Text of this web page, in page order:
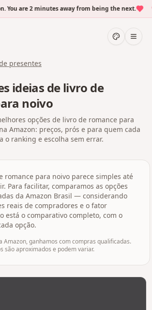
are 2 minutes away from being the next.
presentes
ideias de livro de
noivo
opções de livro de romance para
Amazon: preços, prós e para quem cada
o ranking e escolha sem errar.
romance para noivo parece simples até
Para facilitar, comparamos as opções
da Amazon Brasil — considerando
reais de compradores e o fator
está o comparativo completo, com o
opção.
Amazon, ganhamos com compras qualificadas.
são aproximados e podem variar.